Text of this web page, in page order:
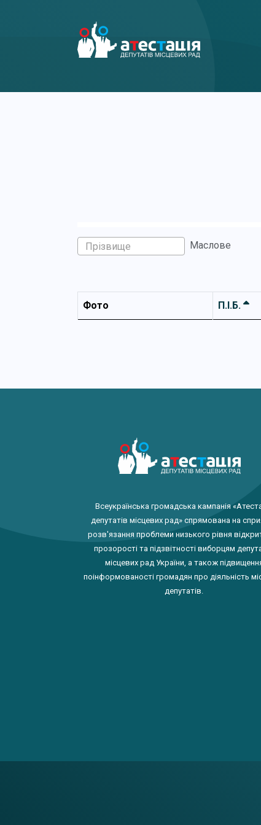
Маслове
Фото П.І.Б.
Всеукраїнська громадська кампанія
депутатів місцевих рад» спрямована на
розв'язання проблеми низького рівня
прозорості та підзвітності виборцям
місцевих рад України, а також
поінформованості громадян про діяльність
депутатів.